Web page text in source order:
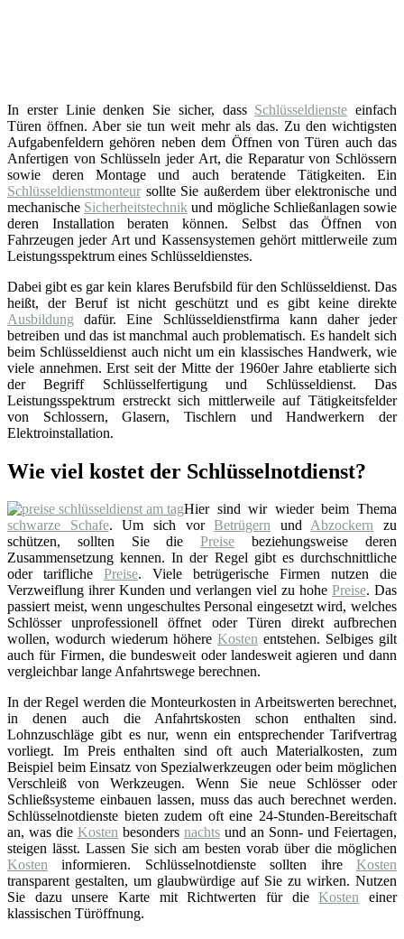
In erster Linie denken Sie sicher, dass Schlüsseldienste einfach
Türen öffnen. Aber sie tun weit mehr als das. Zu den wichtigsten
Aufgabenfeldern gehören neben dem Öffnen von Türen auch das
Anfertigen von Schlüsseln jeder Art, die Reparatur von Schlössern
sowie deren Montage und auch beratende Tätigkeiten. Ein
Schlüsseldienstmonteur sollte Sie außerdem über elektronische und
mechanische Sicherheitstechnik und mögliche Schließanlagen sowie
deren Installation beraten können. Selbst das Öffnen von
Fahrzeugen jeder Art und Kassensystemen gehört mittlerweile zum
Leistungsspektrum eines Schlüsseldienstes.
Dabei gibt es gar kein klares Berufsbild für den Schlüsseldienst. Das
heißt, der Beruf ist nicht geschützt und es gibt keine direkte
Ausbildung dafür. Eine Schlüsseldienstfirma kann daher jeder
betreiben und das ist manchmal auch problematisch. Es handelt sich
beim Schlüsseldienst auch nicht um ein klassisches Handwerk, wie
viele annehmen. Erst seit der Mitte der 1960er Jahre etablierte sich
der Begriff Schlüsselfertigung und Schlüsseldienst. Das
Leistungsspektrum erstreckt sich mittlerweile auf Tätigkeitsfelder
von Schlossern, Glasern, Tischlern und Handwerkern der
Elektroinstallation.
Wie viel kostet der Schlüsselnotdienst?
Hier sind wir wieder beim Thema
schwarze Schafe. Um sich vorBetrügern undAbzockern zu
schützen, sollten Sie diePreise beziehungsweise deren
Zusammensetzung kennen. In der Regel gibt es durchschnittliche
oder tarifliche Preise. Viele betrügerische Firmen nutzen die
Verzweiflung ihrer Kunden und verlangen viel zu hohe Preise. Das
passiert meist, wenn ungeschultes Personal eingesetzt wird, welches
Schlösser unprofessionell öffnet oder Türen direkt aufbrechen
wollen, wodurch wiederum höhere Kosten entstehen. Selbiges gilt
auch für Firmen, die bundesweit oder landesweit agieren und dann
vergleichbar lange Anfahrtswege berechnen.
In der Regel werden die Monteurkosten in Arbeitswerten berechnet,
in denen auch die Anfahrtskosten schon enthalten sind.
Lohnzuschläge gibt es nur, wenn ein entsprechender Tarifvertrag
vorliegt. Im Preis enthalten sind oft auch Materialkosten, zum
Beispiel beim Einsatz von Spezialwerkzeugen oder beim möglichen
Verschleiß von Werkzeugen. Wenn Sie neue Schlösser oder
Schließsysteme einbauen lassen, muss das auch berechnet werden.
Schlüsselnotdienste bieten zudem oft eine 24-Stunden-Bereitschaft
an, was die Kosten besonders nachts und an Sonn- und Feiertagen,
steigen lässt. Lassen Sie sich am besten vorab über die möglichen
Kosten informieren. Schlüsselnotdienste sollten ihre Kosten
transparent gestalten, um glaubwürdige auf Sie zu wirken. Nutzen
Sie dazu unsere Karte mit Richtwerten für dieKosten einer
klassischen Türöffnung.